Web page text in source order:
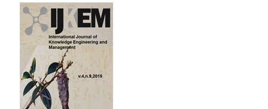
Barra
lateral
de
artigos